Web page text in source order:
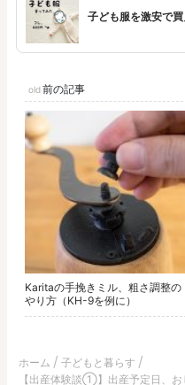
子ども服を激安で買
前の記事
Karitaの手挽きミル、粗さ調整の
やり方（KH-9を例に）
ホーム
子どもと暮らす
【出産体験談①】出産予定日、お